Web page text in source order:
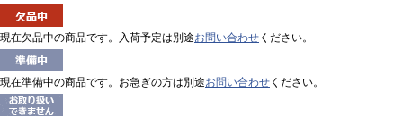
現在欠品中の商品です。入荷予定は別途お問い合わせ ください。
現在準備中の商品です。お急ぎの方は別途お問い合わせ ください。